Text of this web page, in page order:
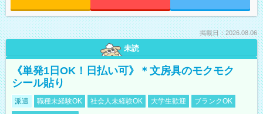
掲載日：2026.08.06
未読
《単発1日OK！日払い可》＊文房具のモクモク
シール貼り
派遣 職種未経験OK 社会人未経験OK 大学生歓迎
ブランクOK